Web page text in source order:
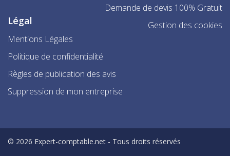
Demande de devis 100% Gratuit
Légal
Mentions Légales
Politique de confidentialité
Règles de publication des avis
Suppression de mon entreprise
Gestion des cookies
© 2026 Expert-comptable.net - Tous droits réservés